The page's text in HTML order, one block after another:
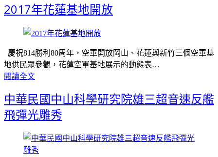
2017年花蓮基地開放
慶祝814勝利80周年，空軍開放岡山、花蓮與新竹三個空軍基
地供民眾參觀，花蓮空軍基地展示的動態表…
閱讀全文
中華民國中山科學研究院雄三超音速反艦
飛彈光雕秀